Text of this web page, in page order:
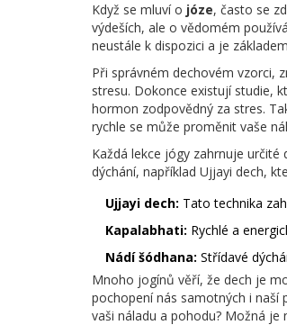
Když se mluví o józe, často se
výdeších, ale o vědomém
neustále k dispozici a je
Při správném dechovém vzorci,
stresu. Dokonce existují studie,
hormon zodpovědný za stres.
rychle se může proměnit vaše
Každá lekce jógy zahrnuje
dýchání, například Ujjayi dech,
Ujjayi dech: Tato technika
Kapalabhati: Rychlé a
Nádí šódhana: Střídavé
Mnoho jogínů věří, že dech je
pochopení nás samotných i naší
vaši náladu a pohodu? Možná je